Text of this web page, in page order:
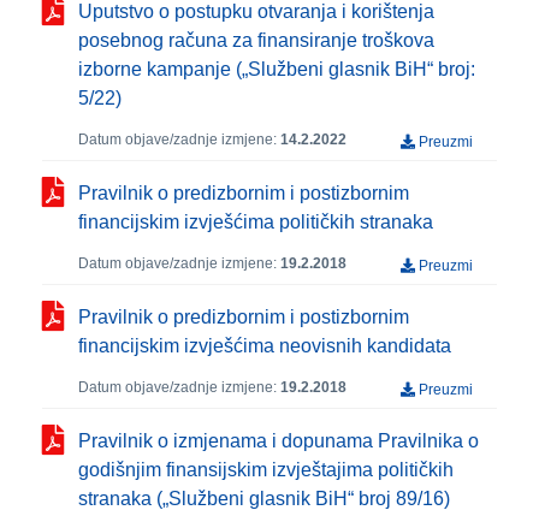
Uputstvo o postupku otvaranja i korištenja
posebnog računa za finansiranje troškova
izborne kampanje („Službeni glasnik BiH“ broj:
5/22)
Datum objave/zadnje izmjene: 14.2.2022 Preuzmi
Pravilnik o predizbornim i postizbornim
financijskim izvješćima političkih stranaka
Datum objave/zadnje izmjene: 19.2.2018 Preuzmi
Pravilnik o predizbornim i postizbornim
financijskim izvješćima neovisnih kandidata
Datum objave/zadnje izmjene: 19.2.2018 Preuzmi
Pravilnik o izmjenama i dopunama Pravilnika o
godišnjim finansijskim izvještajima političkih
stranaka („Službeni glasnik BiH“ broj 89/16)